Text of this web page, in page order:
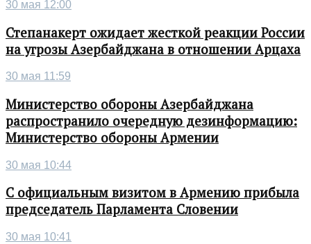
30 мая 12:00
Степанакерт ожидает жесткой реакции России
на угрозы Азербайджана в отношении Арцаха
30 мая 11:59
Министерство обороны Азербайджана
распространило очередную дезинформацию:
Министерство обороны Армении
30 мая 10:44
С официальным визитом в Армению прибыла
председатель Парламента Словении
30 мая 10:41